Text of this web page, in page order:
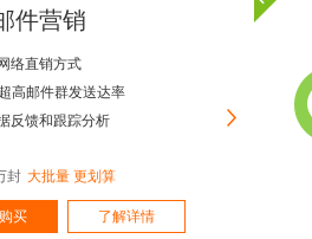
件营销
络直销方式
高邮件群发送达率
反馈和跟踪分析
封 大批量 更划算
买 了解详情